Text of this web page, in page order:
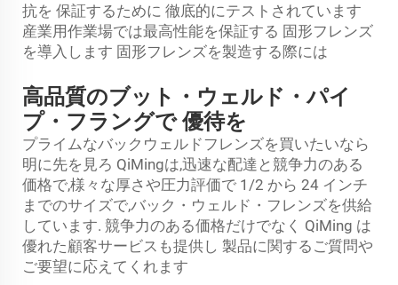
抗を 保証するために 徹底的にテストされています
産業用作業場では最高性能を保証する 固形フレンズ
を導入します 固形フレンズを製造する際には
高品質のブット・ウェルド・パイ
プ・フラングで 優待を
プライムなバックウェルドフレンズを買いたいなら
明に先を見ろ QiMingは,迅速な配達と競争力のある
価格で,様々な厚さや圧力評価で 1/2 から 24 インチ
までのサイズで,バック・ウェルド・フレンズを供給
しています. 競争力のある価格だけでなく QiMing は
優れた顧客サービスも提供し 製品に関するご質問や
ご要望に応えてくれます